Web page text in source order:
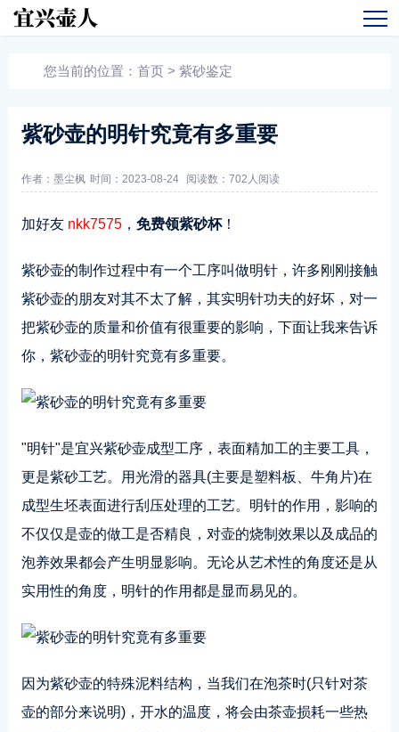
您当前的位置： 首页 > 紫砂鉴定
紫砂壶的明针究竟有多重要
作者：墨尘枫 时间：2023-08-24 阅读数： 702人阅读
加好友 nkk7575， 免费领紫砂杯！
紫砂壶的制作过程中有一个工序叫做明针，许多刚刚接触
紫砂壶的朋友对其不太了解，其实明针功夫的好坏，对一
把紫砂壶的质量和价值有很重要的影响，下面让我来告诉
你，紫砂壶的明针究竟有多重要。
"明针"是宜兴紫砂壶成型工序，表面精加工的主要工具，
更是紫砂工艺。用光滑的器具(主要是塑料板、牛角片)在
成型生坯表面进行刮压处理的工艺。明针的作用，影响的
不仅仅是壶的做工是否精良，对壶的烧制效果以及成品的
泡养效果都会产生明显影响。无论从艺术性的角度还是从
实用性的角度，明针的作用都是显而易见的。
因为紫砂壶的特殊泥料结构，当我们在泡茶时(只针对茶
壶的部分来说明)，开水的温度，将会由茶壶损耗一些热